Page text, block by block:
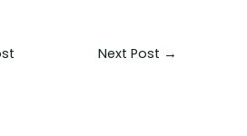
Next Post →